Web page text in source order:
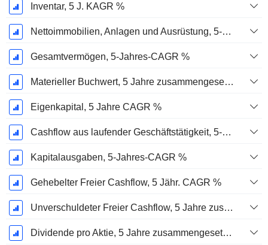
Inventar, 5 J. KAGR %
Nettoimmobilien, Anlagen und Ausrüstung, 5-Jahres-CAGR %
Gesamtvermögen, 5-Jahres-CAGR %
Materieller Buchwert, 5 Jahre zusammengesetzte jährliche Wachstumsrate %
Eigenkapital, 5 Jahre CAGR %
Cashflow aus laufender Geschäftstätigkeit, 5-Jahres-CAGR %
Kapitalausgaben, 5-Jahres-CAGR %
Gehebelter Freier Cashflow, 5 Jähr. CAGR %
Unverschuldeter Freier Cashflow, 5 Jahre zusammengesetzte jährliche Wachstumsrate %
Dividende pro Aktie, 5 Jahre zusammengesetzte jährliche Wachstumsrate %